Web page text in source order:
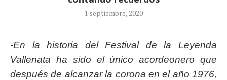
1 septiembre, 2020
-En la historia del Festival de la Leyenda
Vallenata ha sido el único acordeonero que
después de alcanzar la corona en el año 1976,